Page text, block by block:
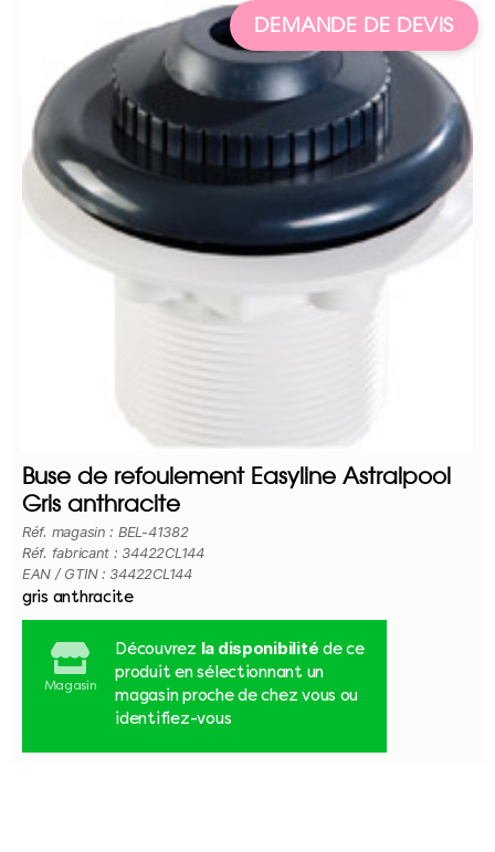
Buse de refoulement Easyline Astralpool
Gris anthracite
DEMANDE DE DEVIS
Réf. magasin : BEL-41382
Réf. fabricant : 34422CL144
EAN / GTIN : 34422CL144
gris anthracite
Magasin
Découvrez la disponibilité de ce
produit en sélectionnant un
magasin proche de chez vous ou
identifiez-vous